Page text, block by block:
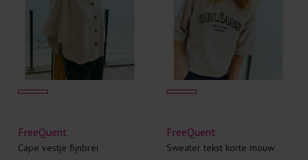
FreeQuent
Cape vestje fijnbrei
FreeQuent
Sweater tekst korte mouw